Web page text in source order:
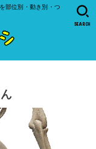
部位別・動き別・つ
SEARCH